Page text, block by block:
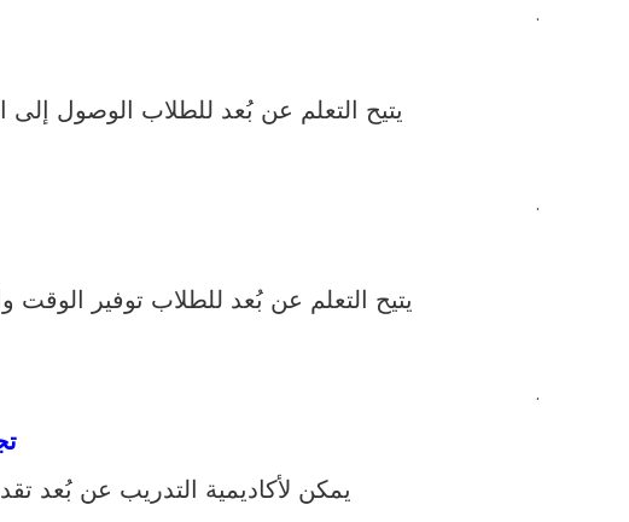
.
يتيح التعلم عن بُعد للطلاب الوصول
.
يتيح التعلم عن بُعد للطلاب توفير الوقت
.
يمكن لأكاديمية التدريب عن بُعد